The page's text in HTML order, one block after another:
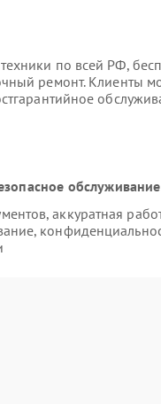
по всей РФ,
ремонт. Клиенты
аккуратная